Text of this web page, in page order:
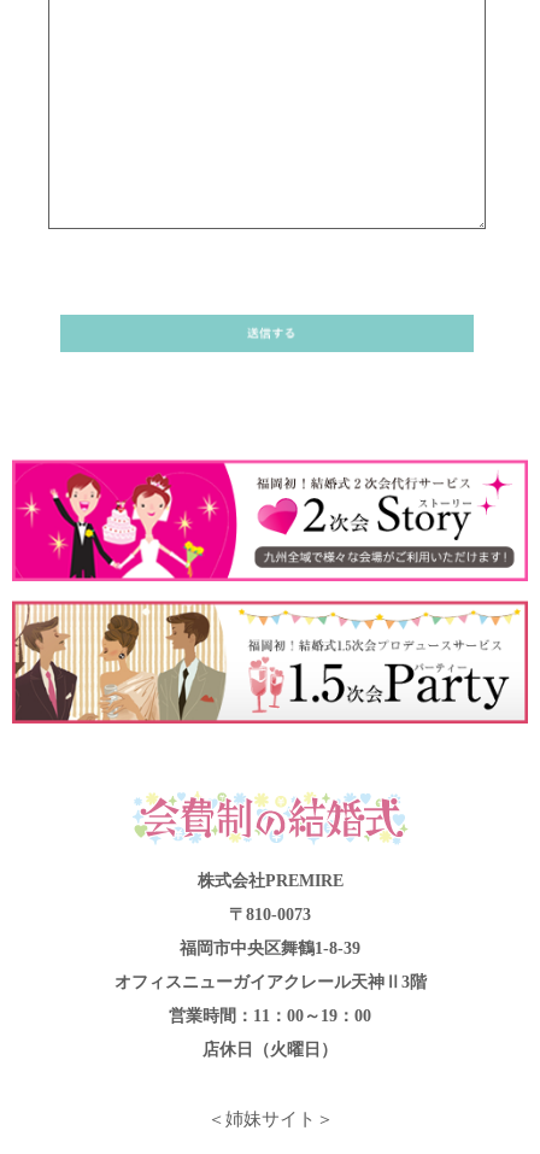
株式会社PREMIRE
〒810-0073
福岡市中央区舞鶴1-8-39
オフィスニューガイアクレール天神Ⅱ3階
営業時間：11：00～19：00
店休日（火曜日）
＜姉妹サイト＞